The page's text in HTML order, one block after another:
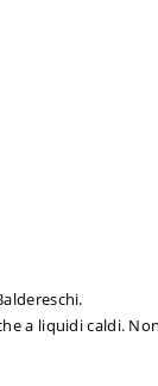
a liquidi caldi.